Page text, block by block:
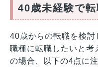
40歳未経験で
40歳からの転職を検
職種に転職したいと考
の場合、以下の4点に